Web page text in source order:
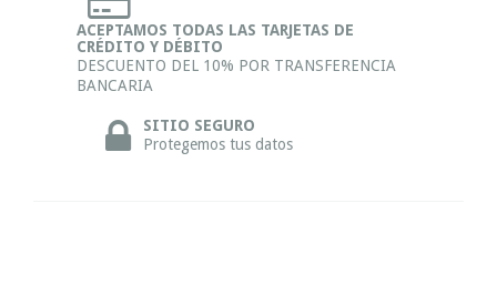
ACEPTAMOS TODAS LAS TARJETAS DE
CRÉDITO Y DÉBITO
DESCUENTO DEL 10% POR TRANSFERENCIA
BANCARIA
SITIO SEGURO
Protegemos tus datos